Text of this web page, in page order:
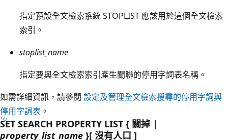
指定預設全文檢索系統 STOPLIST 應該用於這個全文檢索
索引。
stoplist_name
指定要與全文檢索索引產生關聯的停用字詞表名稱。
如需詳細資訊，請參閱 設定及管理全文檢索搜尋的停用字詞與
停用字詞表 。
SET SEARCH PROPERTY LIST { 關掉 |
property_list_name }[ 沒有人口 ]